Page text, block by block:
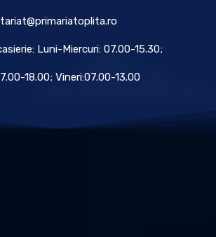
Luni-Miercuri: 07.00-15.30;
18.00; Vineri:07.00-13.00